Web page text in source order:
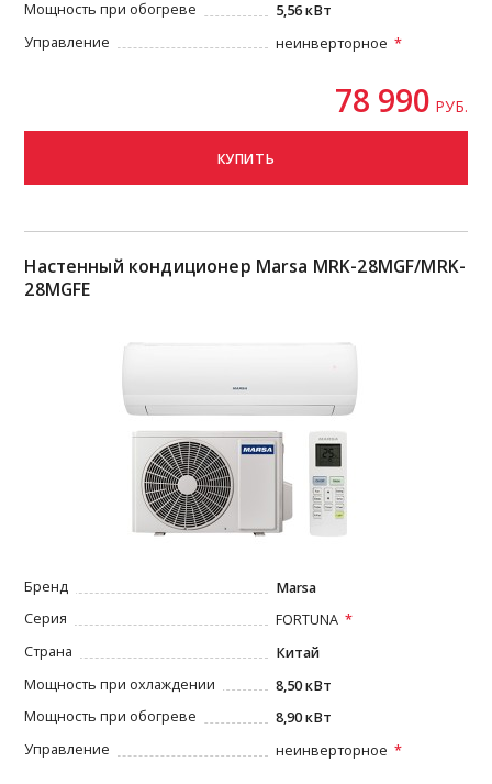
Мощность при обогреве
5,56 кВт
Управление
неинверторное
78 990 РУБ.
КУПИТЬ
Настенный кондиционер Marsa MRK-28MGF/MRK-
28MGFE
Бренд
Marsa
Серия
FORTUNA
Страна
Китай
Мощность при охлаждении
8,50 кВт
Мощность при обогреве
8,90 кВт
Управление
неинверторное